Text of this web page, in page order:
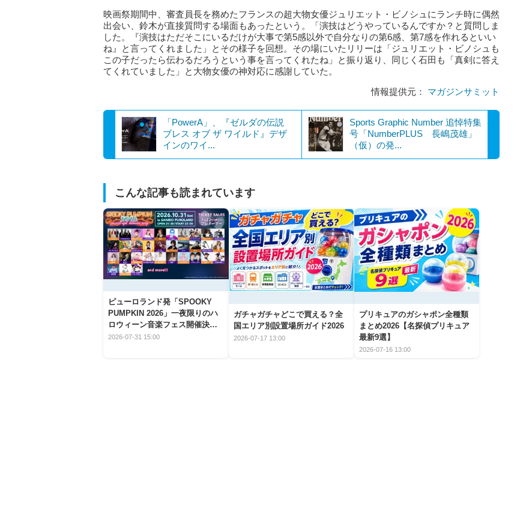
映画祭期間中、審査員長を務めたフランスの超大物女優ジュリエット・ビノシュにランチ時に偶然
出会い、鈴木が直接質問する場面もあったという。「演技はどうやっているんですか？と質問しま
した。『演技はただそこにいるだけが大事で第5感以外で自分なりの第6感、第7感を作れるといい
ね』と言ってくれました」とその様子を回想。その場にいたリリーは「ジュリエット・ビノシュも
この子だったら伝わるだろうという事を言ってくれたね」と振り返り、同じく石田も「真剣に答え
てくれていました」と大物女優の神対応に感謝していた。
情報提供元： マガジンサミット
「PowerA」、『ゼルダの伝説
ブレス オブ ザ ワイルド』デザ
インのワイ...
Sports Graphic Number 追悼特集
号「NumberPLUS 長嶋茂雄」
（仮）の発...
こんな記事も読まれています
ピューロランド発「SPOOKY
PUMPKIN 2026」一夜限りのハ
ロウィーン音楽フェス開催決
定！
2026-07-31 15:00
ガチャガチャどこで買える？全
国エリア別設置場所ガイド2026
2026-07-17 13:00
プリキュアのガシャポン全種類
まとめ2026【名探偵プリキュア
最新9選】
2026-07-16 13:00